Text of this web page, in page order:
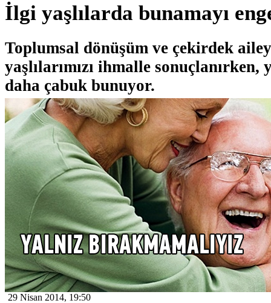
İlgi yaşlılarda bunamayı
Toplumsal dönüşüm ve çekirdek
yaşlılarımızı ihmalle sonuçlanırken,
daha çabuk bunuyor.
29 Nisan 2014, 19:50